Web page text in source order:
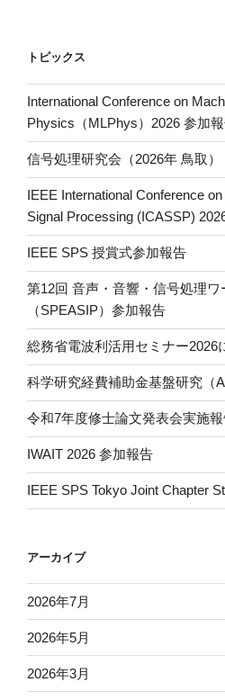
Li
n
k
トピックス
International Conference on
Physics（MLPhys）2026 参加
信号処理研究会（2026年 鳥取
IEEE International Conference
Signal Processing (ICASSP)
IEEE SPS 授賞式参加報告
第12回 音声・音響・信号処理ワ
（SPEASIP）参加報告
総務省電波利活用セミナー2026
科学研究経費補助金基盤研究（
令和7年度修士論文発表会実施
IWAIT 2026 参加報告
IEEE SPS Tokyo Joint Chapter
アーカイブ
2026年7月
2026年5月
2026年3月